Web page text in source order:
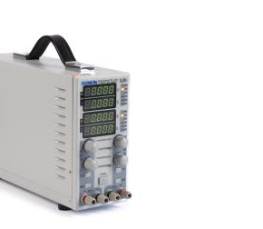
nóż z ostrzem 5 cm, stalowa szczotka do